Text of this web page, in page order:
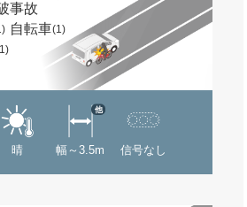
事故
自転車(1)
晴 幅～3.5m
他
信号なし